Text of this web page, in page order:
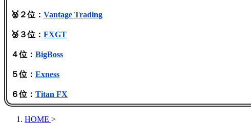
🥈２位： Vantage Trading
🥉３位： FXGT
４位： BigBoss
５位： Exness
６位： Titan FX
HOME >